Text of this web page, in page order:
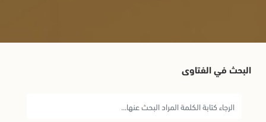
البحث في الفتاوى